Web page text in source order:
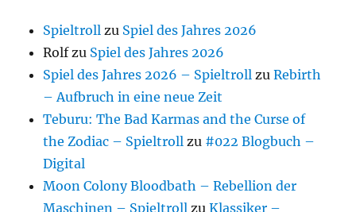
Spieltroll zu Spiel des Jahres 2026
Rolfzu Spiel des Jahres 2026
Spiel des Jahres 2026 – Spieltroll zuRebirth
– Aufbruch in eine neue Zeit
Teburu: The Bad Karmas and the Curse of
the Zodiac – Spieltroll zu #022 Blogbuch –
Digital
Moon Colony Bloodbath – Rebellion der
Maschinen – Spieltroll zuKlassiker –